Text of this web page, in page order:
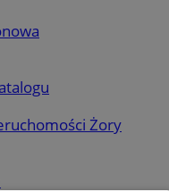
Żory